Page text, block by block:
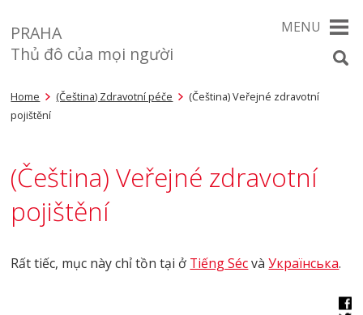
PRAHA
Thủ đô của mọi người
MENU
Home (Čeština) Zdravotní péče
(Čeština) Veřejné zdravotní
pojištění
(Čeština) Veřejné zdravotní
pojištění
Rất tiếc, mục này chỉ tồn tại ở Tiếng SécvàУкраїнська.